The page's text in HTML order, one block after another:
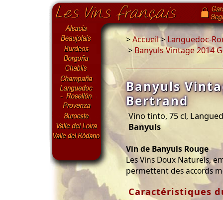
>Accueil>Languedoc-
> Banyuls Vintage 2014
Banyuls
Bertrand
Vino tinto, 75 cl,
Banyuls
Vin de Banyuls Rouge
Les Vins Doux Naturels,
permettent des accords
Caractéristiques